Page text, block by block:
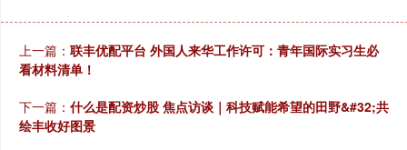
上一篇： 联丰优配平台 外国人来华工作许可：青年国际实习生必
看材料清单！
下一篇： 什么是配资炒股 焦点访谈｜科技赋能希望的田野&#32;共
绘丰收好图景